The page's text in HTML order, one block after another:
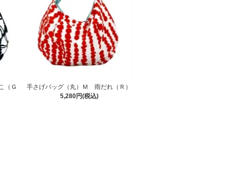
（Ｇ
手さげバッグ（丸）Ｍ 雨だれ（Ｒ）
5,280円(税込)